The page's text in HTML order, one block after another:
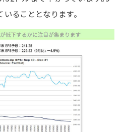
ることとなります。